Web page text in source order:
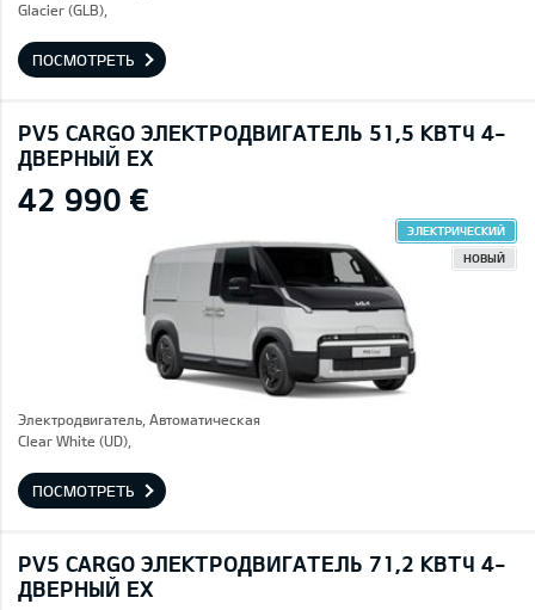
Glacier (GLB),
ПОСМОТРЕТЬ
PV5 CARGO ЭЛЕКТРОДВИГАТЕЛЬ 51,5 КВТЧ 4-
ДВЕРНЫЙ EX
42 990 €
ЭЛЕКТРИЧЕСКИЙ
НОВЫЙ
Электродвигатель, Автоматическая
Clear White (UD),
ПОСМОТРЕТЬ
PV5 CARGO ЭЛЕКТРОДВИГАТЕЛЬ 71,2 КВТЧ 4-
ДВЕРНЫЙ EX